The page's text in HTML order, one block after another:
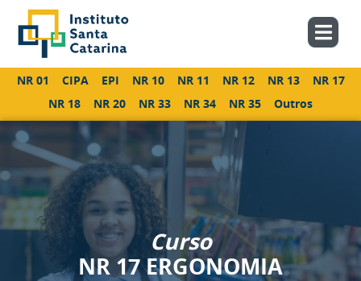
NR 01 CIPA EPI NR 10 NR 11 NR 12 NR 13
NR 17
NR 18
NR 20 NR 33 NR 34 NR 35 Outros
Curso
NR 17 ERGONOMIA